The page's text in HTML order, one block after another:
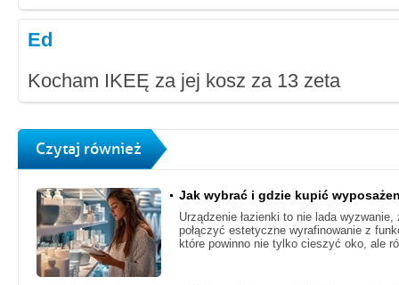
Ed
Kocham IKEĘ za jej kosz za 13 zeta
Czytaj również
Jak wybrać i gdzie kupić
Urządzenie łazienki to nie lada
połączyć estetyczne wyrafinowanie z
które powinno nie tylko cieszyć oko, ale